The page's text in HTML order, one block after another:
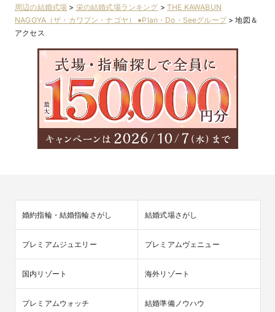
周辺の結婚式場 > 栄の結婚式場ランキング >THE KAWABUN
NAGOYA（ザ・カワブン・ナゴヤ） ●Plan・Do・Seeグループ>地図＆
アクセス
婚約指輪・結婚指輪さがし 結婚式場さがし
プレミアムジュエリー プレミアムヴェニュー
国内リゾート 海外リゾート
プレミアムウォッチ 結婚準備ノウハウ